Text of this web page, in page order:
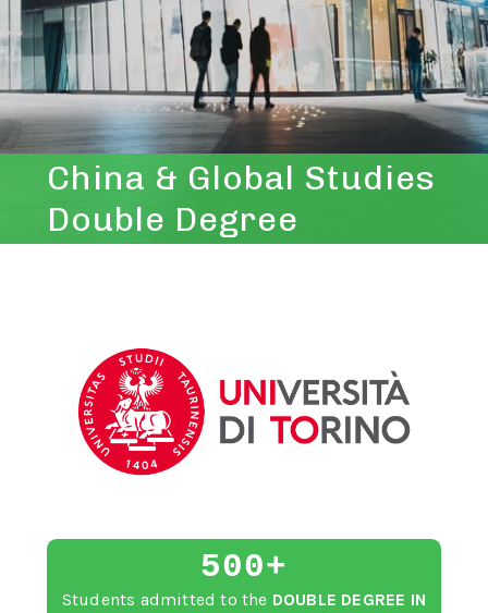
China & Global Studies
Double Degree
500+
Students admitted to the DOUBLE DEGREE IN